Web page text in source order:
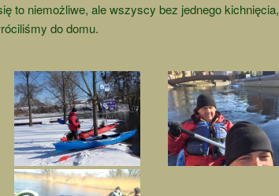
to niemożliwe, ale wszyscy bez jednego kichnięcia,
do domu.